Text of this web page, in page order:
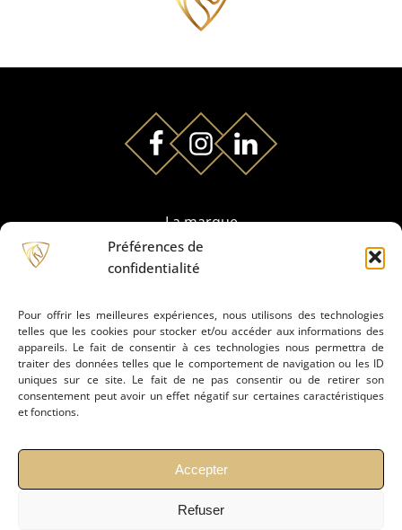
Préférences de
confidentialité
Pour offrir les meilleures expériences, nous utilisons des technologies
telles que les cookies pour stocker et/ou accéder aux informations des
appareils. Le fait de consentir à ces technologies nous permettra de
traiter des données telles que le comportement de navigation ou les ID
uniques sur ce site. Le fait de ne pas consentir ou de retirer son
consentement peut avoir un effet négatif sur certaines caractéristiques
et fonctions.
Accepter
Refuser
La marque
Prestation de montage
Conseils
Actualités
Contact